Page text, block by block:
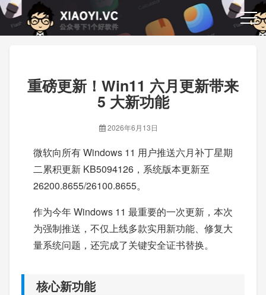
重磅更新！Win11 六月更新带来
5 大新功能
2026年6月13日
微软向所有 Windows 11 用户推送六月补丁星期
二累积更新 KB5094126，系统版本更新至
26200.8655/26100.8655。
作为今年 Windows 11 最重要的一次更新，本次
为强制推送，不仅上线多款实用新功能、修复大
量系统问题，还完成了关键安全证书替换。
核心新功能